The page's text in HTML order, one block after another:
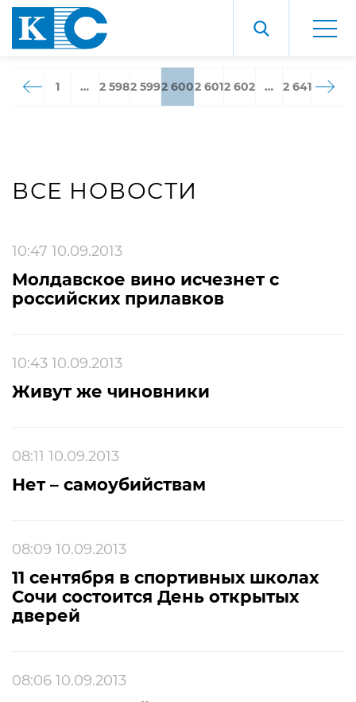
1 … 2 5982 5992 6002 6012 602 … 2 641
ВСЕ НОВОСТИ
10:47 10.09.2013
Молдавское вино исчезнет с
российских прилавков
10:43 10.09.2013
Живут же чиновники
08:11 10.09.2013
Нет – самоубийствам
08:09 10.09.2013
11 сентября в спортивных школах
Сочи состоится День открытых
дверей
08:06 10.09.2013